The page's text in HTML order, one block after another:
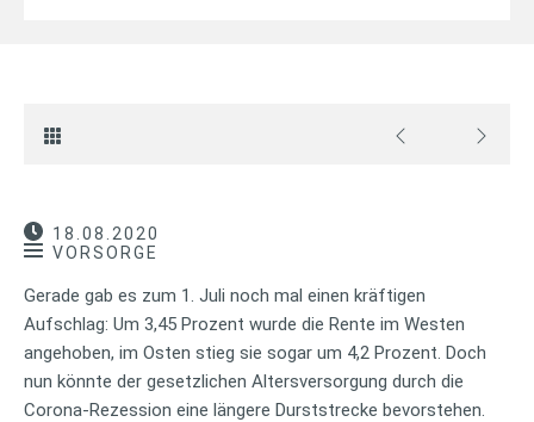
18.08.2020
VORSORGE
Gerade gab es zum 1. Juli noch mal einen kräftigen
Aufschlag: Um 3,45 Prozent wurde die Rente im Westen
angehoben, im Osten stieg sie sogar um 4,2 Prozent. Doch
nun könnte der gesetzlichen Altersversorgung durch die
Corona-Rezession eine längere Durststrecke bevorstehen.